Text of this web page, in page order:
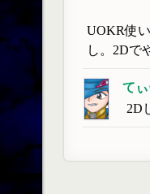
UOKR使
し。2Dで
て
2D